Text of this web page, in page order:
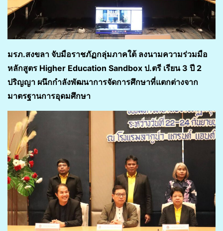
มรภ.สงขลา จับมือราชภัฏกลุ่มภาคใต้ ลงนามความร่วมมือ
หลักสูตร Higher Education Sandbox ป.ตรี เรียน 3 ปี 2
ปริญญา ผนึกกำลังพัฒนาการจัดการศึกษาที่แตกต่างจาก
มาตรฐานการอุดมศึกษา